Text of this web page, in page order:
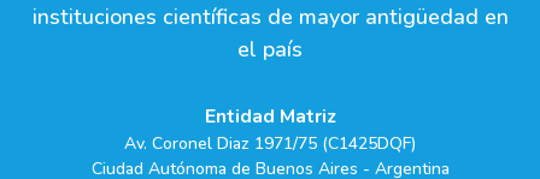
instituciones científicas de mayor antigüedad en
el país
Entidad Matriz
Av. Coronel Diaz 1971/75 (C1425DQF)
Ciudad Autónoma de Buenos Aires - Argentina